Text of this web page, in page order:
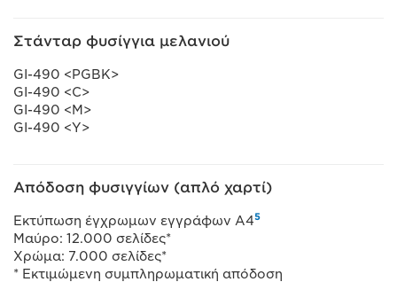
Στάνταρ φυσίγγια μελανιού
GI-490 <PGBK>
GI-490 <C>
GI-490 <M>
GI-490 <Y>
Απόδοση φυσιγγίων (απλό χαρτί)
Εκτύπωση έγχρωμων εγγράφων A45
Μαύρο: 12.000 σελίδες*
Χρώμα: 7.000 σελίδες*
* Εκτιμώμενη συμπληρωματική απόδοση